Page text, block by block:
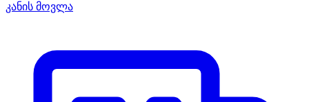
კანის მოვლა